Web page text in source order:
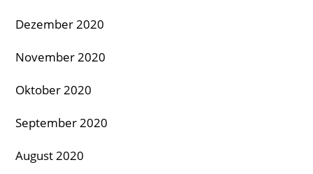
Dezember 2020
November 2020
Oktober 2020
September 2020
August 2020